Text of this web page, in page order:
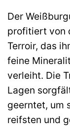
Der
profitiert von
Terroir, das
feine
verleiht. Die
Lagen
geerntet, um
reifsten und